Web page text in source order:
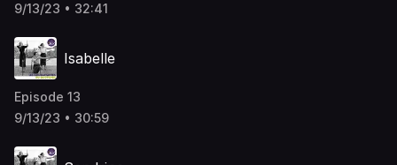
9/13/23 • 32:41
Isabelle
Episode 13
9/13/23 • 30:59